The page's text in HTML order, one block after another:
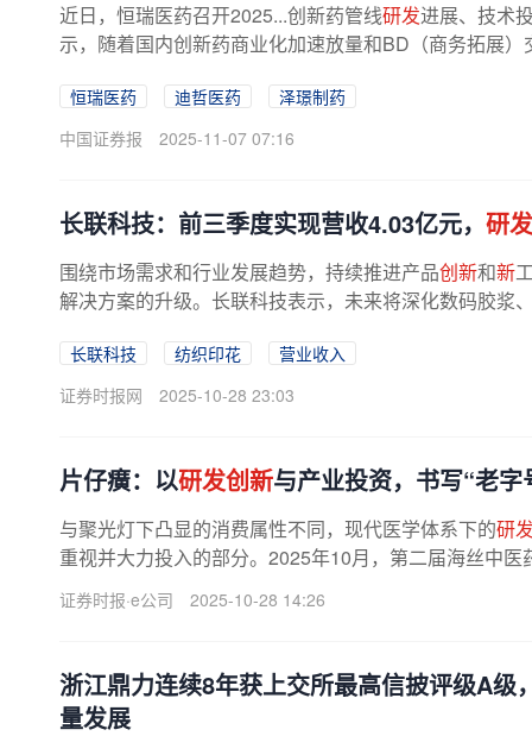
近日，恒瑞医药召开2025...创新药管线研发进展、技术
示，随着国内创新药商业化加速放量和BD（商务拓展
恒瑞医药 迪哲医药
泽璟制药
中国证券报
2025-11-07 07:16
长联科技：前三季度实现营收4.03亿元， 研
围绕市场需求和行业发展趋势，持续推进产品创新和新
解决方案的升级。长联科技表示，未来将深化数码胶浆
长联科技 纺织印花
营业收入
证券时报网
2025-10-28 23:03
片仔癀：以研发创新与产业投资，书写“老字
与聚光灯下凸显的消费属性不同，现代医学体系下的研
重视并大力投入的部分。2025年10月，第二届海丝中
陈可冀出席大会并致辞，表示片仔癀...
证券时报·e公司 2025-10-28 14:26
浙江鼎力连续8年获上交所最高信披评级A级
量发展